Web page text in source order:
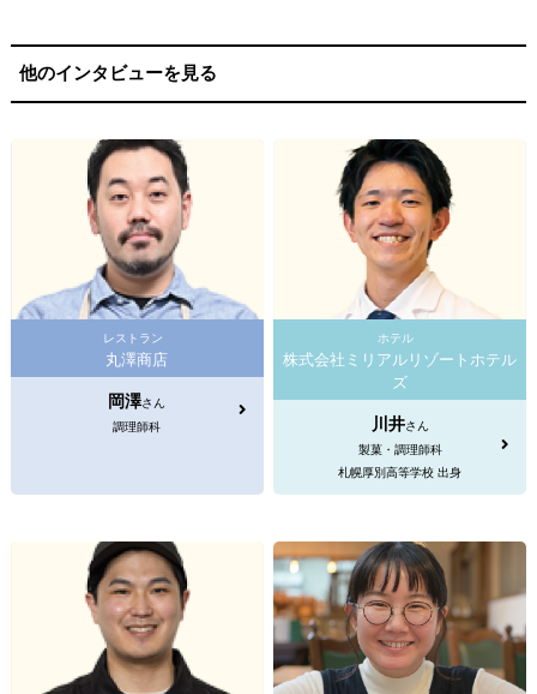
他のインタビューを見る
レストラン
丸澤商店
岡澤さん
調理師科
ホテル
株式会社ミリアルリゾートホテル
ズ
川井さん
製菓・調理師科
札幌厚別高等学校 出身